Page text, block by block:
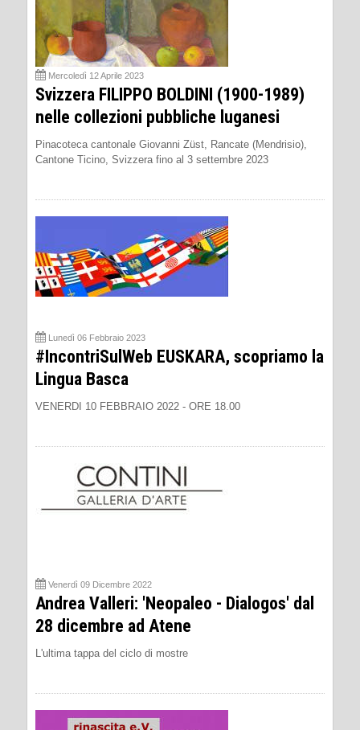
Mercoledì 12 Aprile 2023
Svizzera FILIPPO BOLDINI (1900-1989)
nelle collezioni pubbliche luganesi
Pinacoteca cantonale Giovanni Züst, Rancate (Mendrisio),
Cantone Ticino, Svizzera fino al 3 settembre 2023
Lunedì 06 Febbraio 2023
#IncontriSulWeb EUSKARA, scopriamo la
Lingua Basca
VENERDI 10 FEBBRAIO 2022 - ORE 18.00
Venerdì 09 Dicembre 2022
Andrea Valleri: 'Neopaleo - Dialogos' dal
28 dicembre ad Atene
L'ultima tappa del ciclo di mostre